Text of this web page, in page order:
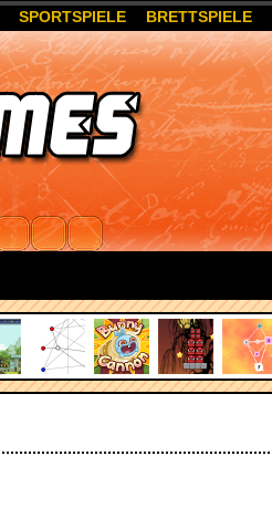
SPORTSPIELE BRETTSPIELE